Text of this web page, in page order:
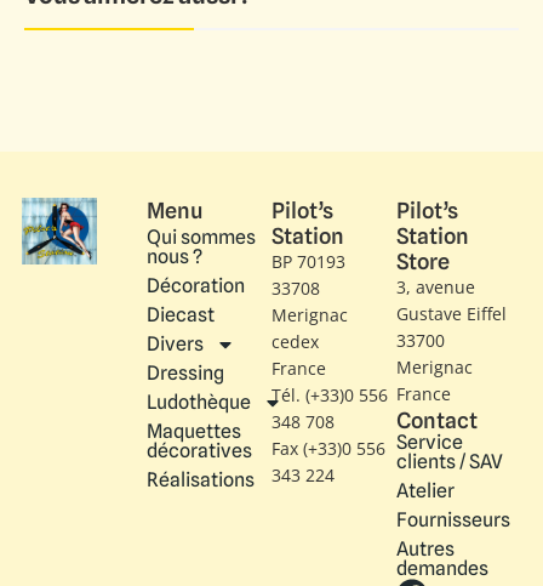
Menu
Qui sommes
nous ?
Décoration
Diecast
Divers
Dressing
Ludothèque
Maquettes
décoratives
Réalisations
Pilot’s
Station
BP 70193
33708
Merignac
cedex
France
Tél. (+33)0 556
348 708
Fax (+33)0 556
343 224
Pilot’s
Station
Store
3, avenue
Gustave Eiffel​
33700
Merignac
France
Contact
Service
clients / SAV
Atelier
Fournisseurs
Autres
demandes